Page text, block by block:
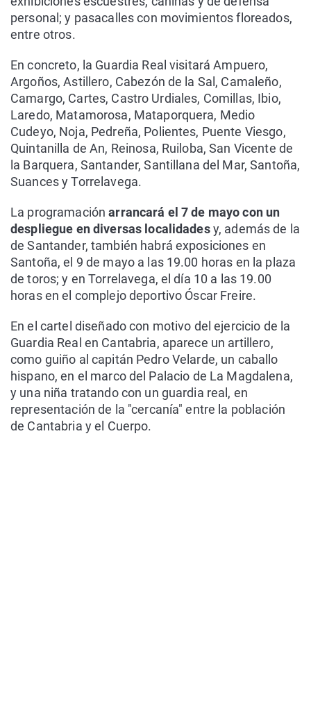
personal; y pasacalles con movimientos floreados,
entre otros.
En concreto, la Guardia Real visitará Ampuero,
Argoños, Astillero, Cabezón de la Sal, Camaleño,
Camargo, Cartes, Castro Urdiales, Comillas, Ibio,
Laredo, Matamorosa, Mataporquera, Medio
Cudeyo, Noja, Pedreña, Polientes, Puente Viesgo,
Quintanilla de An, Reinosa, Ruiloba, San Vicente de
la Barquera, Santander, Santillana del Mar, Santoña,
Suances y Torrelavega.
La programaciónarrancará el 7 de mayo con un
despliegue en diversas localidadesy, además de la
de Santander, también habrá exposiciones en
Santoña, el 9 de mayo a las 19.00 horas en la plaza
de toros; y en Torrelavega, el día 10 a las 19.00
horas en el complejo deportivo Óscar Freire.
En el cartel diseñado con motivo del ejercicio de la
Guardia Real en Cantabria, aparece un artillero,
como guiño al capitán Pedro Velarde, un caballo
hispano, en el marco del Palacio de La Magdalena,
y una niña tratando con un guardia real, en
representación de la "cercanía" entre la población
de Cantabria y el Cuerpo.